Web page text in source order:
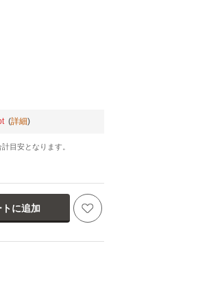
(詳細)
目安となります。
トに追加